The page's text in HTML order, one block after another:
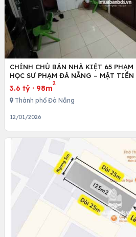
CHÍNH CHỦ BÁN NHÀ KIỆT 65
HỌC SƯ PHẠM ĐÀ NẴNG – MẶT TIỀN
3.6 tỷ · 98m
2
Thành phố Đà Nẵng
12/01/2026